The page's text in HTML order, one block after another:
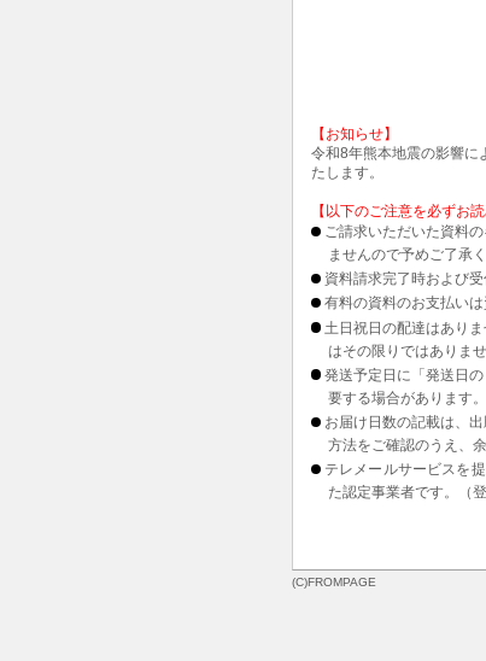
【お知らせ】
令和8年熊本地震の影響に
たします。
【以下のご注意を必ずお
ご請求いただいた資料
ませんので予めご了承く
資料請求完了時および
有料の資料のお支払い
土日祝日の配達はあり
はその限りではありませ
発送予定日に「発送日
要する場合があります。
お届け日数の記載は、
方法をご確認のうえ、
テレメールサービスを
た認定事業者です。（
(C)FROMPAGE